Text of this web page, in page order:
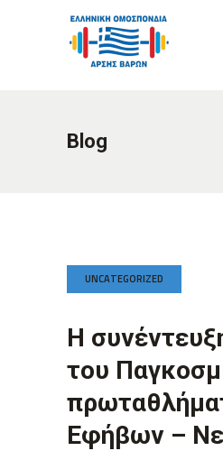
Blog
UNCATEGORIZED
Η
του
Εφήβων –